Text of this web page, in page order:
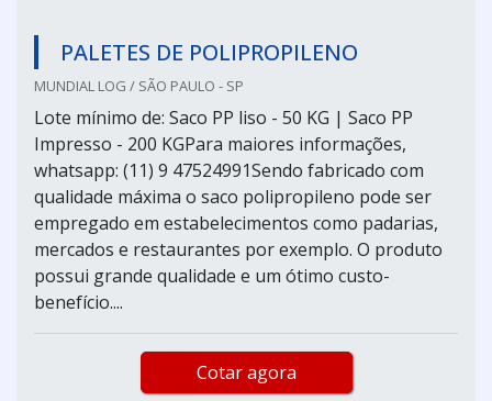
PALETES DE POLIPROPILENO
MUNDIAL LOG / SÃO PAULO - SP
Lote mínimo de: Saco PP liso - 50 KG | Saco PP
Impresso - 200 KGPara maiores informações,
whatsapp: (11) 9 47524991Sendo fabricado com
qualidade máxima o saco polipropileno pode ser
empregado em estabelecimentos como padarias,
mercados e restaurantes por exemplo. O produto
possui grande qualidade e um ótimo custo-
benefício....
Cotar agora